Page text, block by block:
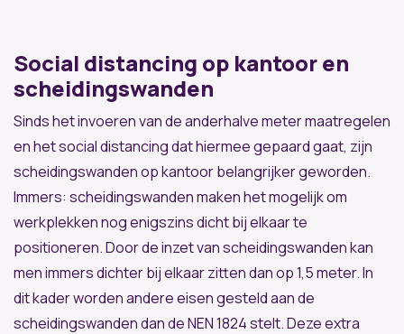
Social distancing op kantoor en
scheidingswanden
Sinds het invoeren van de anderhalve meter maatregelen
en het social distancing dat hiermee gepaard gaat, zijn
scheidingswanden op kantoor belangrijker geworden.
Immers: scheidingswanden maken het mogelijk om
werkplekken nog enigszins dicht bij elkaar te
positioneren. Door de inzet van scheidingswanden kan
men immers dichter bij elkaar zitten dan op 1,5 meter. In
dit kader worden andere eisen gesteld aan de
scheidingswanden dan de NEN 1824 stelt. Deze extra